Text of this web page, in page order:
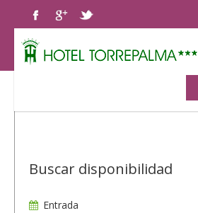
Buscar disponibilidad
Entrada